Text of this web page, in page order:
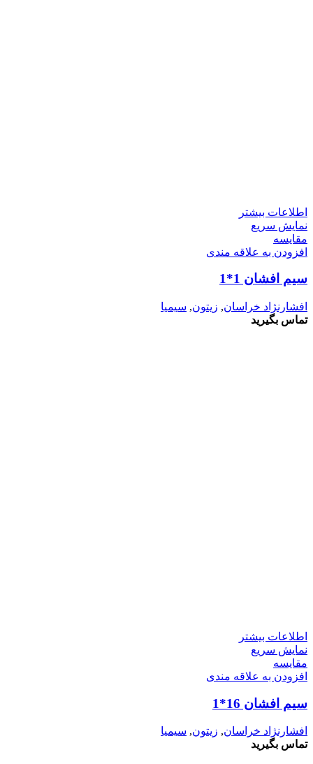
اطلاعات بیشتر
نمایش سریع
مقايسه
افزودن به علاقه مندی
سیم افشان 1*1
افشارنژاد خراسان, زیتون, سیمیا
تماس بگیرید
اطلاعات بیشتر
نمایش سریع
مقايسه
افزودن به علاقه مندی
سیم افشان 16*1
افشارنژاد خراسان, زیتون, سیمیا
تماس بگیرید